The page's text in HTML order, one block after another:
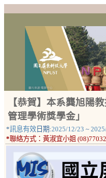
【恭賀】本系龔旭陽
管理學術獎學金」
*訊息有效 日期:2025/12/23 ~
*聯絡方式： 黃淑宜小姐